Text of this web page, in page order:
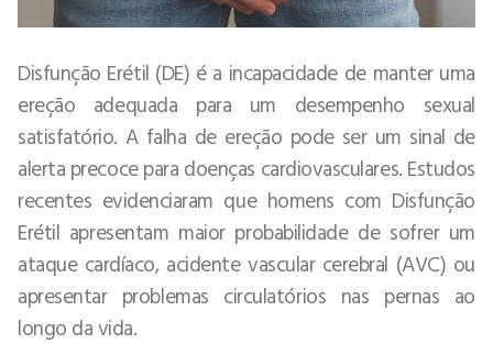
Disfunção Erétil (DE) é a incapacidade de manter uma
ereção adequada para um desempenho sexual
satisfatório. A falha de ereção pode ser um sinal de
alerta precoce para doenças cardiovasculares. Estudos
recentes evidenciaram que homens com Disfunção
Erétil apresentam maior probabilidade de sofrer um
ataque cardíaco, acidente vascular cerebral (AVC) ou
apresentar problemas circulatórios nas pernas ao
longo da vida.